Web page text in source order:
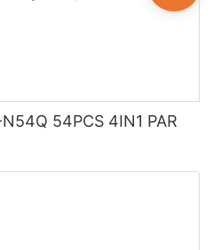
54PCS 4IN1 PAR